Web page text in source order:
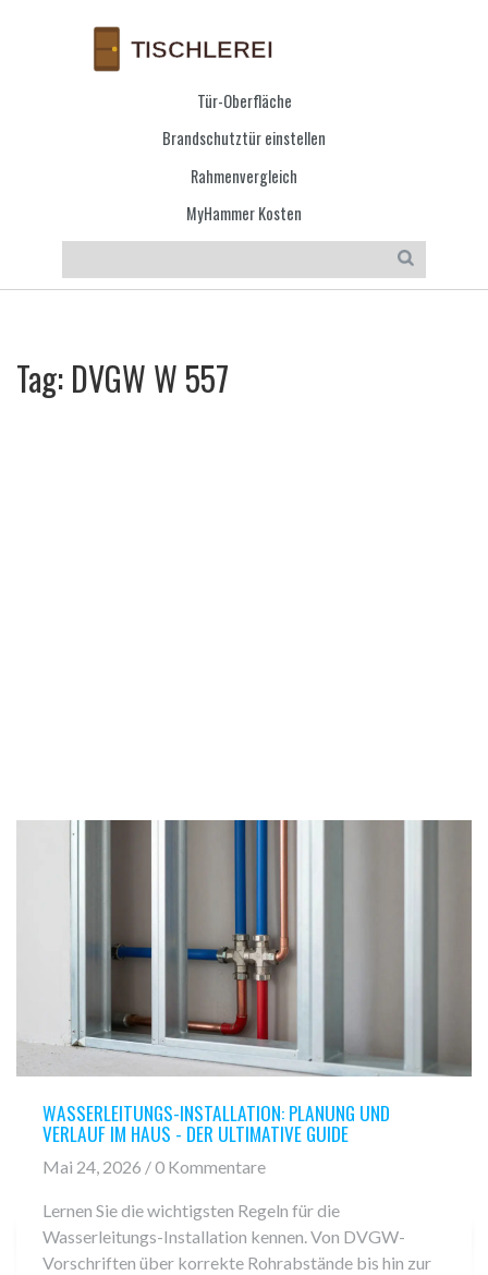
Tür-Oberfläche
Brandschutztür einstellen
Rahmenvergleich
MyHammer Kosten
Tag: DVGW W 557
WASSERLEITUNGS-INSTALLATION: PLANUNG UND
VERLAUF IM HAUS - DER ULTIMATIVE GUIDE
Mai 24, 2026 / 0 Kommentare
Lernen Sie die wichtigsten Regeln für die
Wasserleitungs-Installation kennen. Von DVGW-
Vorschriften über korrekte Rohrabstände bis hin zur